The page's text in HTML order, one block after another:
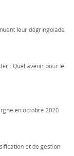
leur dégringolade
: Quel avenir pour le
en octobre 2020
et de gestion